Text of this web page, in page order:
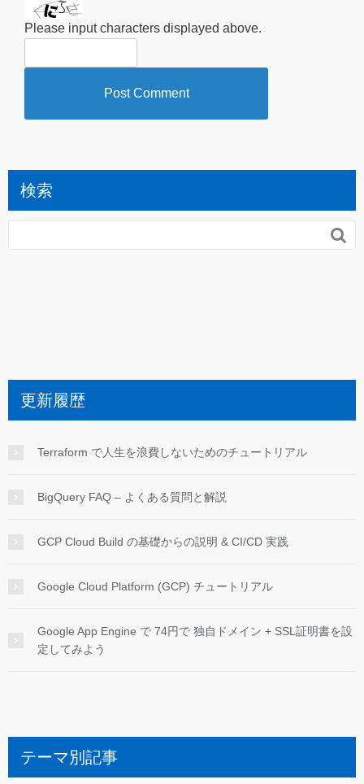
Please input characters displayed above.
検索

更新履歴
Terraform で人生を浪費しないためのチュートリアル
BigQuery FAQ – よくある質問と解説
GCP Cloud Build の基礎からの説明 & CI/CD 実践
Google Cloud Platform (GCP) チュートリアル
Google App Engine で 74円で 独自ドメイン + SSL証明書を設
定してみよう
テーマ別記事